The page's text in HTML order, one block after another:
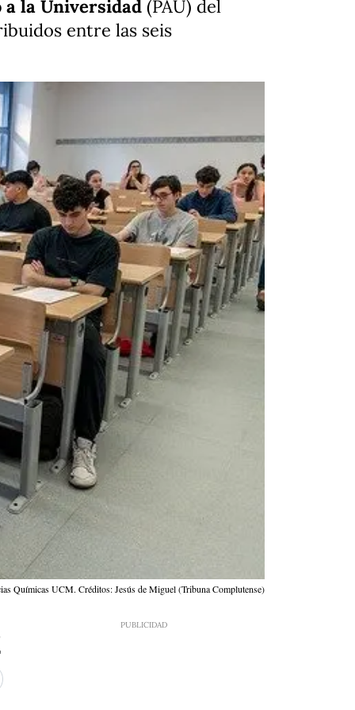
a la Universidad (PAU) del
entre las seis
Químicas UCM. Créditos: Jesús de Miguel (Tribuna Complutense)